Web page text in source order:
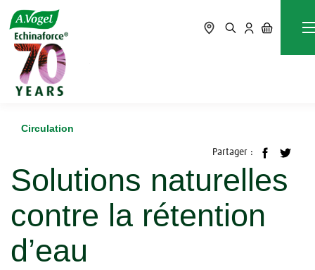
Accueil
Solutions naturelles contre la rétention d’eau
Circulation
Partager :
Solutions naturelles
contre la rétention
d’eau